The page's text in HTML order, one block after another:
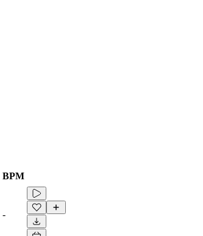
BPM
-